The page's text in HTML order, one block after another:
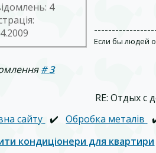
4
Если бы людей
#3
RE: Отдых
сайту ✔️Обробка металів
кондиціонери для квартири